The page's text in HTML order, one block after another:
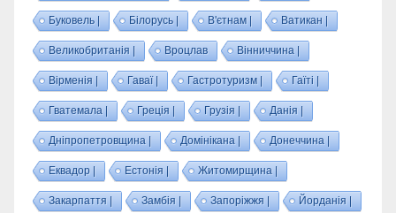
Буковель | Білорусь | В'єтнам | Ватикан |
Великобританія | Вроцлав Вінниччина |
Вірменія | Гаваї | Гастротуризм | Гаїті |
Гватемала | Греція | Грузія | Данія |
Дніпропетровщина | Домінікана | Донеччина |
Еквадор | Естонія | Житомирщина |
Закарпаття | Замбія | Запоріжжя | Йорданія |